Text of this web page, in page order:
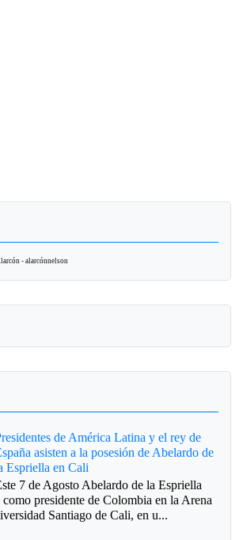
- alarcónnelson
de América Latina y el rey de
asisten a la posesión de Abelardo de
Espriella en Cali
7 de Agosto Abelardo de la Espriella
como presidente de Colombia en la Arena
Santiago de Cali, en u...